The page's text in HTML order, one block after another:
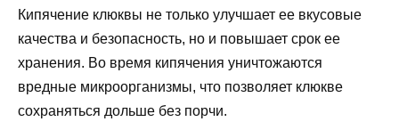
Кипячение клюквы не только улучшает ее вкусовые
качества и безопасность, но и повышает срок ее
хранения. Во время кипячения уничтожаются
вредные микроорганизмы, что позволяет клюкве
сохраняться дольше без порчи.